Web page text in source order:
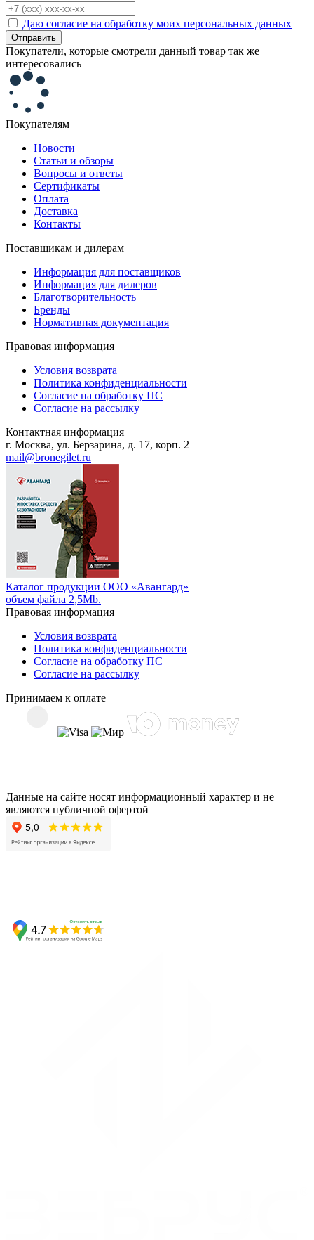
Даю согласие на обработку моих персональных данных
Отправить
Покупатели, которые смотрели данный товар так же
интересовались
Покупателям
Новости
Статьи и обзоры
Вопросы и ответы
Сертификаты
Оплата
Доставка
Контакты
Поставщикам и дилерам
Информация для поставщиков
Информация для дилеров
Благотворительность
Бренды
Нормативная документация
Правовая информация
Условия возврата
Политика конфиденциальности
Согласие на обработку ПС
Согласие на рассылку
Контактная информация
г. Москва, ул. Берзарина, д. 17, корп. 2
mail@bronegilet.ru
Каталог продукции ООО «Авангард»
объем файла 2,5Mb.
Правовая информация
Условия возврата
Политика конфиденциальности
Согласие на обработку ПС
Согласие на рассылку
Принимаем к оплате
Данные на сайте носят информационный характер и не
являются публичной офертой